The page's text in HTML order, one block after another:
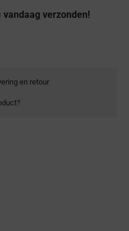
verzonden!
en retour